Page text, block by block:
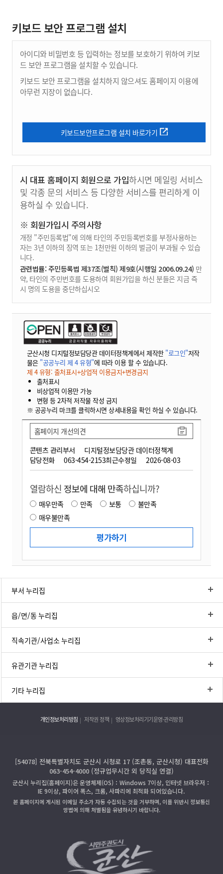
키보드 보안 프로그램 설치
아이디와 비밀번호 등 입력하는 정보를 보호하기 위하여 키보
드 보안 프로그램을 설치할 수 있습니다.
키보드 보안 프로그램을 설치하지 않으셔도 홈페이지 이용에
아무런 지장이 없습니다.
키보드보안프로그램 설치 바로가기
시 대표 홈페이지 회원으로 가입하시면 메일링 서비스
및 각종 문의 서비스 등 다양한 서비스를 편리하게 이
용하실 수 있습니다.
※ 회원가입시 주의사항
개정 "주민등록법"에 의해 타인의 주민등록번호를 부정사용하는
자는 3년 이하의 징역 또는 1천만원 이하의 벌금이 부과될 수 있습
니다.
관련법률: 주민등록법 제37조(벌칙) 제9호(시행일 2006.09.24) 만
약, 타인의 주민번호를 도용하여 회원가입을 하신 분들은 지금 즉
시 명의 도용을 중단하십시오
군산시청 디지털정보담당관 데이터정책계에서 제작한 "로그인"저작
물은 "공공누리 제 4 유형"에 따라 이용 할 수 있습니다.
제 4 유형: 출처표시+상업적 이용금지+변경금지
출처표시
비상업적 이용만 가능
변형 등 2차적 저작물 작성 금지
※ 공공누리 마크를 클릭하시면 상세내용을 확인 하실 수 있습니다.
콘텐츠 관리부서
디지털정보담당관 데이터정책계
담당전화
063-454-2153최근수정일 2026-08-03
홈페이지 개선의견
열람하신 정보에 대해 만족하십니까?
매우만족 만족 보통
불만족
매우불만족
부서 누리집
읍/면/동 누리집
직속기관/사업소 누리집
유관기관 누리집
기타 누리집
개인정보처리방침 저작권 정책 영상정보처리기기운영·관리방침
[54078] 전북특별자치도 군산시 시청로 17 (조촌동, 군산시청) 대표전화
063-454-4000 (정규업무시간 외 당직실 연결)
군산시 누리집(홈페이지)은 운영체제(OS)：Windows 7이상, 인터넷 브라우저：
IE 9이상, 파이어 폭스, 크롬, 사파리에 최적화 되어있습니다.
본 홈페이지에 게시된 이메일 주소가 자동 수집되는 것을 거부하며, 이를 위반시 정보통신
망법에 의해 처벌됨을 유념하시기 바랍니다.